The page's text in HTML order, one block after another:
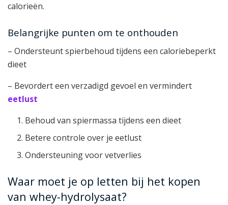
calorieën.
Belangrijke punten om te onthouden
– Ondersteunt spierbehoud tijdens een caloriebeperkt
dieet
– Bevordert een verzadigd gevoel en vermindert
eetlust
Behoud van spiermassa tijdens een dieet
Betere controle over je eetlust
Ondersteuning voor vetverlies
Waar moet je op letten bij het kopen
van whey-hydrolysaat?